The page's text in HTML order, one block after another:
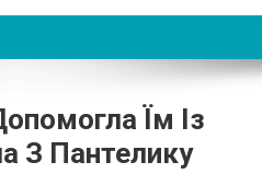
Їм Із
З Пантелику